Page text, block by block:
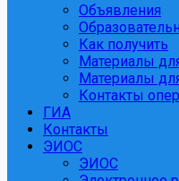
Объявления
Как получить
Материалы
Материалы
Контакты
ГИА
Контакты
ЭИОС
ЭИОС